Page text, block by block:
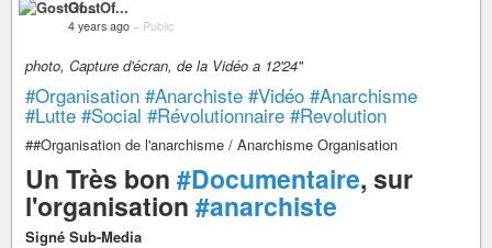
GostOf...
4 years ago – Public
photo, Capture d'écran, de la Vidéo a 12'24"
#Organisation #Anarchiste #Vidéo #Anarchisme
#Lutte #Social #Révolutionnaire #Revolution
##Organisation de l'anarchisme / Anarchisme Organisation
Un Très bon #Documentaire, sur
l'organisation #anarchiste
Signé Sub-Media